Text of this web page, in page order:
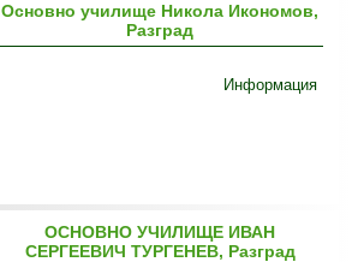
Основно училище Никола Икономов,
Разград
Информация
ОСНОВНО УЧИЛИЩЕ ИВАН
СЕРГЕЕВИЧ ТУРГЕНЕВ, Разград